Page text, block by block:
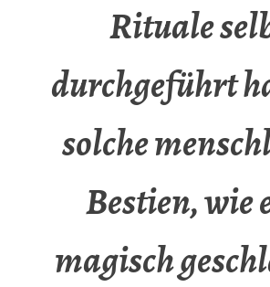
Rituale
durchgeführt
solche
Bestien, wie
magisch